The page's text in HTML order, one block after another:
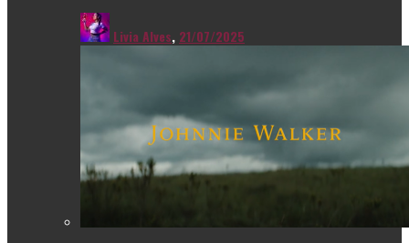
Livia Alves, 21/07/2025